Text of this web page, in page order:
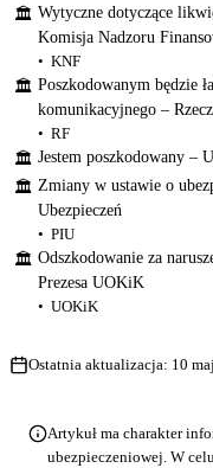
🏛 Wytyczne dotyczące
Komisja Nadzoru
KNF
🏛 Poszkodowanym będzie
komunikacyjnego –
RF
🏛 Jestem poszkodowany –
🏛 Zmiany w ustawie o
Ubezpieczeń
PIU
🏛 Odszkodowanie za
Prezesa UOKiK
UOKiK
Ostatnia aktualizacja: 10
Artykuł ma charakter
ubezpieczeniowej. W